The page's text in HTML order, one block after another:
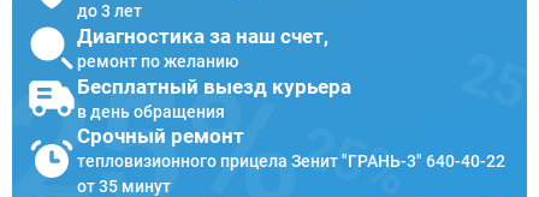
до 3 лет
Диагностика за наш счет,
ремонт по желанию
Бесплатный выезд курьера
в день обращения
Срочный ремонт
тепловизионного прицела Зенит "ГРАНЬ-3" 640-40-22
от 35 минут